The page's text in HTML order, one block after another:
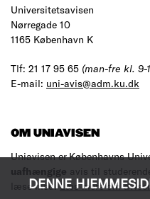
DENNE
Universitetsavisen
Nørregade 10
1165 København K
Tlf: 21 17 95 65 (man-fre kl. 9-
E-mail: uni-avis@adm.ku.dk
OM UNIAVISEN
Uniavisen er Københavns
uafhængige avis til
læse med.Læs mere om